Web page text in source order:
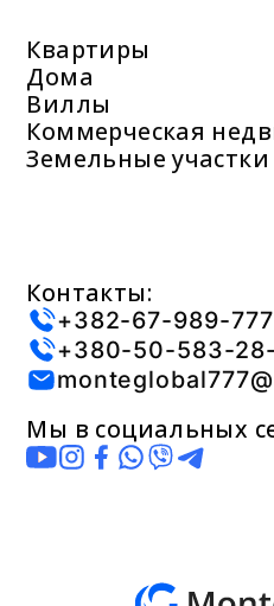
Квартиры
Дома
Виллы
Коммерческая
Земельные участки
Контакты:
+382-67-989-777
+380-50-583-
Мы в социальных